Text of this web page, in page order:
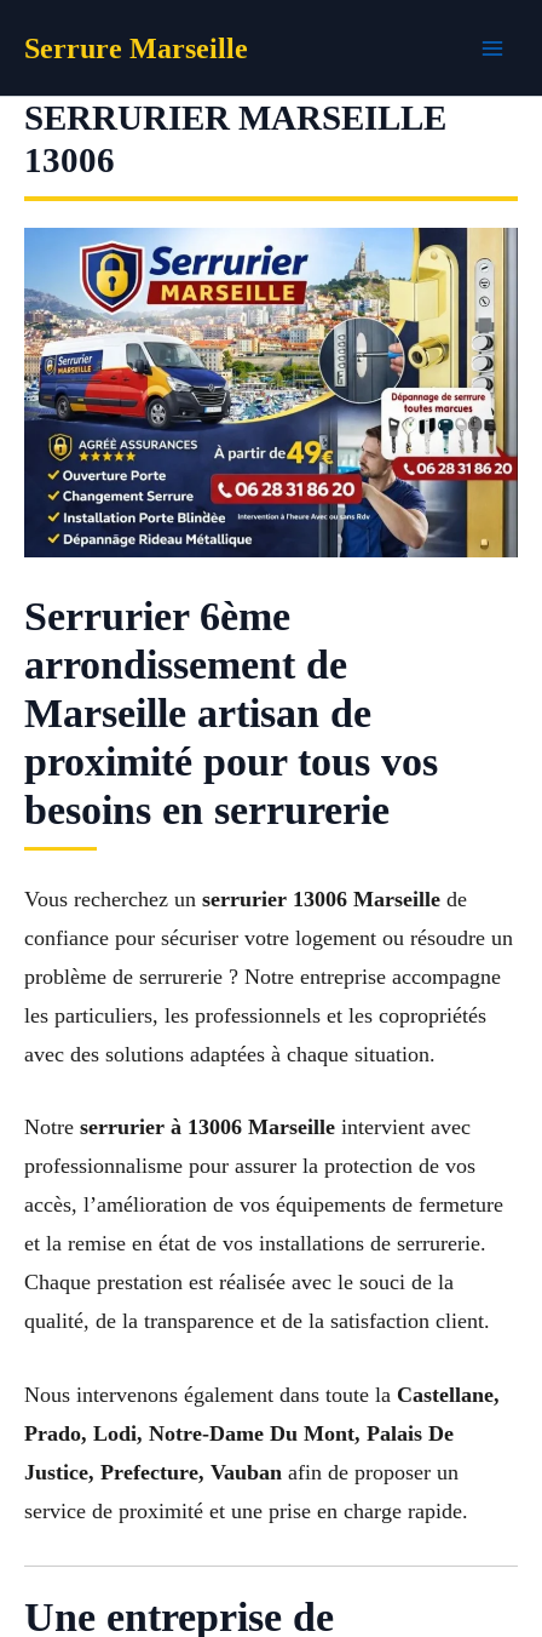
Serrure Marseille
SERRURIER MARSEILLE
13006
Serrurier 6ème
arrondissement de
Marseille artisan de
proximité pour tous vos
besoins en serrurerie
Vous recherchez un serrurier 13006 Marseille de
confiance pour sécuriser votre logement ou résoudre un
problème de serrurerie ? Notre entreprise accompagne
les particuliers, les professionnels et les copropriétés
avec des solutions adaptées à chaque situation.
Notre serrurier à 13006 Marseille intervient avec
professionnalisme pour assurer la protection de vos
accès, l’amélioration de vos équipements de fermeture
et la remise en état de vos installations de serrurerie.
Chaque prestation est réalisée avec le souci de la
qualité, de la transparence et de la satisfaction client.
Nous intervenons également dans toute la Castellane,
Prado, Lodi, Notre-Dame Du Mont, Palais De
Justice, Prefecture, Vauban afin de proposer un
service de proximité et une prise en charge rapide.
Une entreprise de